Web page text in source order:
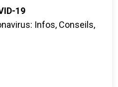
19
Infos, Conseils,